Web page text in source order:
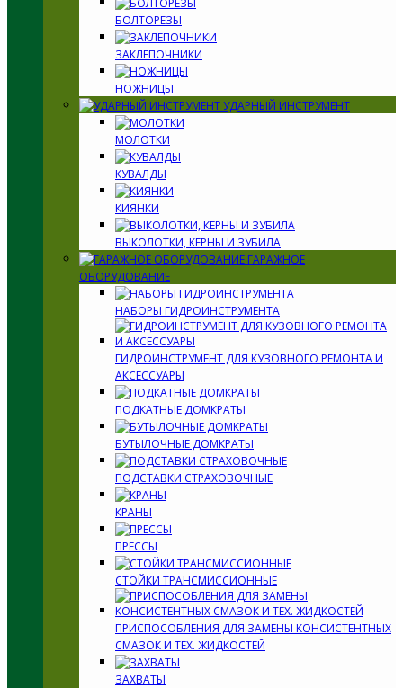
БОЛТОРЕЗЫ
ЗАКЛЕПОЧНИКИ
НОЖНИЦЫ
УДАРНЫЙ ИНСТРУМЕНТ
МОЛОТКИ
КУВАЛДЫ
КИЯНКИ
ВЫКОЛОТКИ, КЕРНЫ И ЗУБИЛА
ГАРАЖНОЕ
ОБОРУДОВАНИЕ
НАБОРЫ ГИДРОИНСТРУМЕНТА
ГИДРОИНСТРУМЕНТ ДЛЯ КУЗОВНОГО РЕМОНТА И
АКСЕССУАРЫ
ПОДКАТНЫЕ ДОМКРАТЫ
БУТЫЛОЧНЫЕ ДОМКРАТЫ
ПОДСТАВКИ СТРАХОВОЧНЫЕ
КРАНЫ
ПРЕССЫ
СТОЙКИ ТРАНСМИССИОННЫЕ
ПРИСПОСОБЛЕНИЯ ДЛЯ ЗАМЕНЫ КОНСИСТЕНТНЫХ
СМАЗОК И ТЕХ. ЖИДКОСТЕЙ
ЗАХВАТЫ